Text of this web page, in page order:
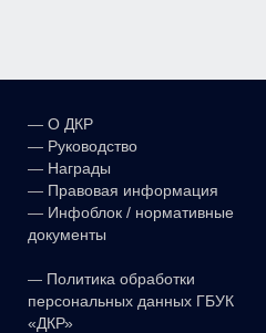
— О ДКР
— Руководство
— Награды
— Правовая информация
— Инфоблок / нормативные
документы
— Политика обработки
персональных данных ГБУК
«ДКР»